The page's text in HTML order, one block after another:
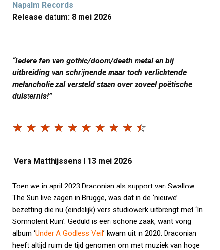
Napalm Records
Release datum: 8 mei 2026
“Iedere fan van gothic/doom/death metal en bij
uitbreiding van schrijnende maar toch verlichtende
melancholie zal versteld staan over zoveel poëtische
duisternis!”
☆ ☆ ☆ ☆ ☆ ☆ ☆ ☆ ☆ ☆
Vera Matthijssens I 13 mei 2026
Toen we in april 2023 Draconian als support van Swallow
The Sun live zagen in Brugge, was dat in de ‘nieuwe’
bezetting die nu (eindelijk) vers studiowerk uitbrengt met ‘In
Somnolent Ruin’. Geduld is een schone zaak, want vorig
album ‘Under A Godless Veil’ kwam uit in 2020. Draconian
heeft altijd ruim de tijd genomen om met muziek van hoge